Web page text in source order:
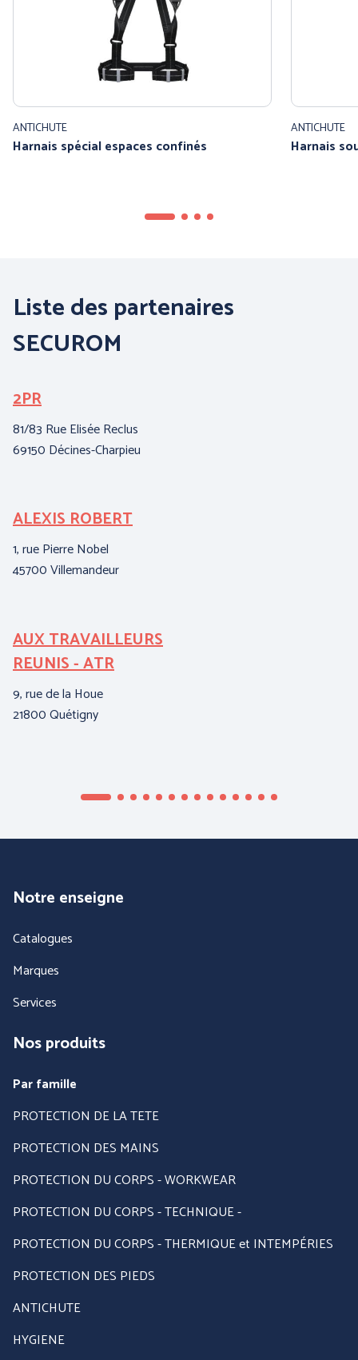
ANTICHUTE
Harnais spécial espaces confinés
ANTICHUTE
Harnais
Liste des partenaires
SECUROM
2PR
81/83 Rue Elisée Reclus
69150 Décines-Charpieu
ALEXIS ROBERT
1, rue Pierre Nobel
45700 Villemandeur
AUX TRAVAILLEURS
REUNIS - ATR
9, rue de la Houe
21800 Quétigny
Notre enseigne
Catalogues
Marques
Services
Nos produits
Par famille
PROTECTION DE LA TETE
PROTECTION DES MAINS
PROTECTION DU CORPS - WORKWEAR
PROTECTION DU CORPS - TECHNIQUE -
PROTECTION DU CORPS - THERMIQUE et INTEMPÉRIES
PROTECTION DES PIEDS
ANTICHUTE
HYGIENE